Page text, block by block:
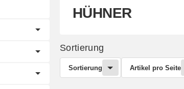
HÜHNER
Sortierung
Sortierung Artikel pro Seite